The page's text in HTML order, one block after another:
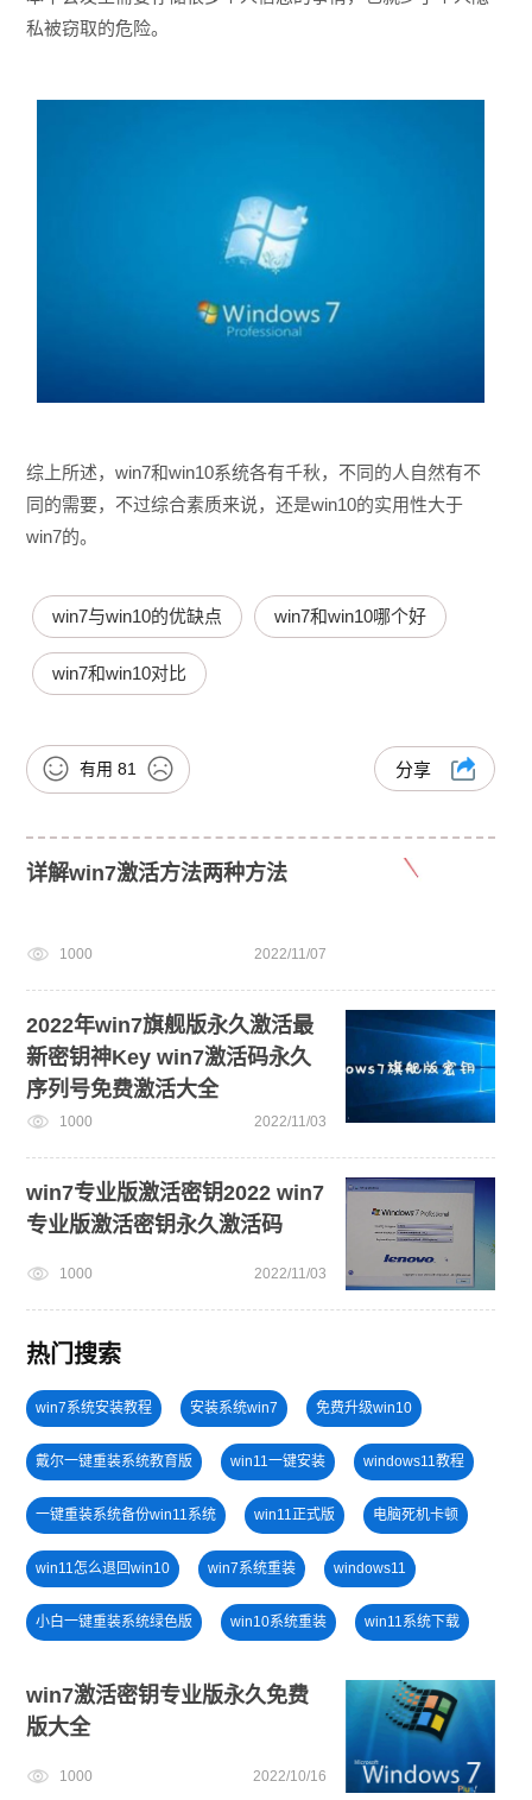
私被窃取的危险。
综上所述，win7和win10系统各有千秋，不同的人自然有不
同的需要，不过综合素质来说，还是win10的实用性大于
win7的。
win7与win10的优缺点 win7和win10哪个好
win7和win10对比
有用 81 分享
详解win7激活方法两种方法
1000 2022/11/07
2022年win7旗舰版永久激活最
新密钥神Key win7激活码永久
序列号免费激活大全
1000 2022/11/03
win7专业版激活密钥2022 win7
专业版激活密钥永久激活码
1000 2022/11/03
热门搜索
win7系统安装教程 安装系统win7 免费升级win10
戴尔一键重装系统教育版 win11一键安装 windows11教程
一键重装系统备份win11系统 win11正式版 电脑死机卡顿
win11怎么退回win10 win7系统重装 windows11
小白一键重装系统绿色版 win10系统重装 win11系统下载
win11下载
win7激活密钥专业版永久免费
版大全
1000 2022/10/16